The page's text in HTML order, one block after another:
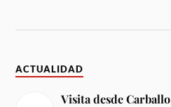
ACTUALIDAD
Visita desde Carballo